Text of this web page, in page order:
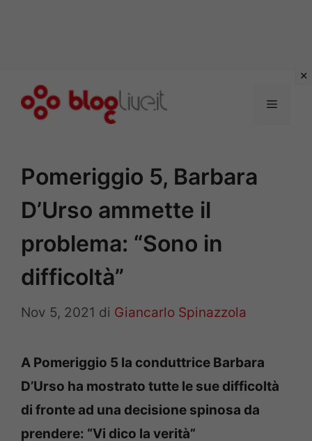
Menu
Pomeriggio 5, Barbara
D’Urso ammette il
problema: “Sono in
difficoltà”
Nov 5, 2021 di Giancarlo Spinazzola
A Pomeriggio 5 la conduttrice Barbara
D’Urso ha mostrato tutte le sue difficoltà
di fronte ad una decisione spinosa da
prendere: “Vi dico la verità”